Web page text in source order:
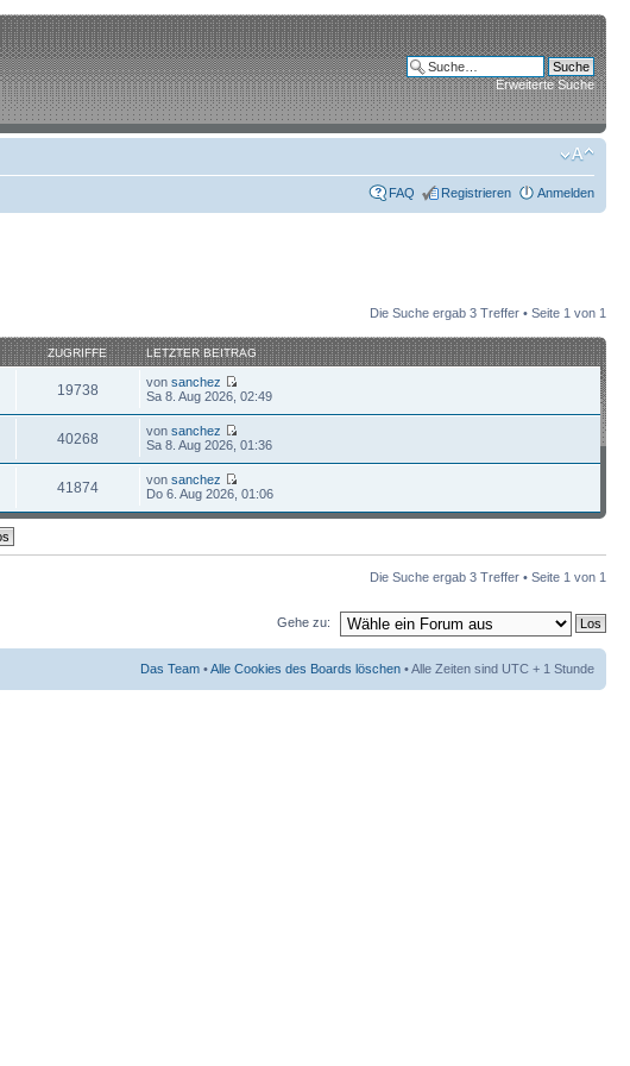
Erweiterte Suche
FAQ Registrieren Anmelden
Die Suche ergab 3 Treffer • Seite 1 von 1
ZUGRIFFE LETZTER BEITRAG
19738 vonsanchez
Sa 8. Aug 2026, 02:49
40268 vonsanchez
Sa 8. Aug 2026, 01:36
41874 vonsanchez
Do 6. Aug 2026, 01:06
Die Suche ergab 3 Treffer • Seite 1 von 1
Gehe zu:
Das Team •Alle Cookies des Boards löschen • Alle Zeiten sind UTC + 1 Stunde